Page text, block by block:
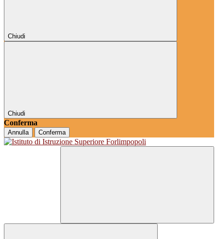
Chiudi
Chiudi
Conferma
Annulla Conferma